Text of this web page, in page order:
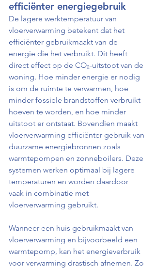
efficiënter energiegebruik
De lagere werktemperatuur van
vloerverwarming betekent dat het
efficiënter gebruikmaakt van de
energie die het verbruikt. Dit heeft
direct effect op de CO₂-uitstoot van de
woning. Hoe minder energie er nodig
is om de ruimte te verwarmen, hoe
minder fossiele brandstoffen verbruikt
hoeven te worden, en hoe minder
uitstoot er ontstaat. Bovendien maakt
vloerverwarming efficiënter gebruik van
duurzame energiebronnen zoals
warmtepompen en zonneboilers. Deze
systemen werken optimaal bij lagere
temperaturen en worden daardoor
vaak in combinatie met
vloerverwarming gebruikt.
Wanneer een huis gebruikmaakt van
vloerverwarming en bijvoorbeeld een
warmtepomp, kan het energieverbruik
voor verwarming drastisch afnemen. Zo